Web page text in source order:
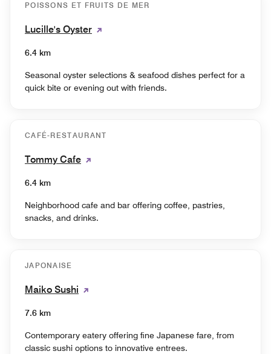
POISSONS ET FRUITS DE MER
Lucille's Oyster
6.4 km
Seasonal oyster selections & seafood dishes perfect for a
quick bite or evening out with friends.
CAFÉ-RESTAURANT
Tommy Cafe
6.4 km
Neighborhood cafe and bar offering coffee, pastries,
snacks, and drinks.
JAPONAISE
Maiko Sushi
7.6 km
Contemporary eatery offering fine Japanese fare, from
classic sushi options to innovative entrees.